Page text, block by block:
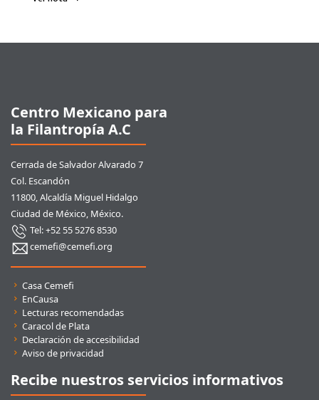
Centro Mexicano para
la Filantropía A.C
Cerrada de Salvador Alvarado 7
Col. Escandón
11800, Alcaldía Miguel Hidalgo
Ciudad de México, México.
Tel: +52 55 5276 8530
cemefi@cemefi.org
Casa Cemefi
EnCausa
Lecturas recomendadas
Caracol de Plata
Declaración de accesibilidad
Aviso de privacidad
Recibe nuestros servicios informativos